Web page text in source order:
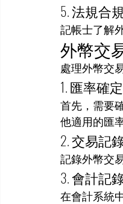
5. 法規合
記帳士了解
外幣交
處理外幣交
1. 匯率確定
首先，需要
他適用的匯率
2. 交易記
記錄外幣交
3. 會計記
在會計系統